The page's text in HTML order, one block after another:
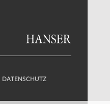
DATENSCHUTZ